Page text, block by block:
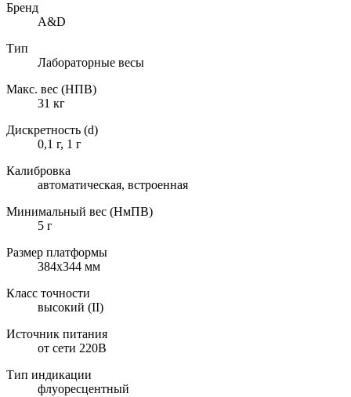
Бренд
A&D
Тип
Лабораторные весы
Макс. вес (НПВ)
31 кг
Дискретность (d)
0,1 г, 1 г
Калибровка
автоматическая, встроенная
Минимальный вес (НмПВ)
5 г
Размер платформы
384x344 мм
Класс точности
высокий (II)
Источник питания
от сети 220В
Тип индикации
флуоресцентный